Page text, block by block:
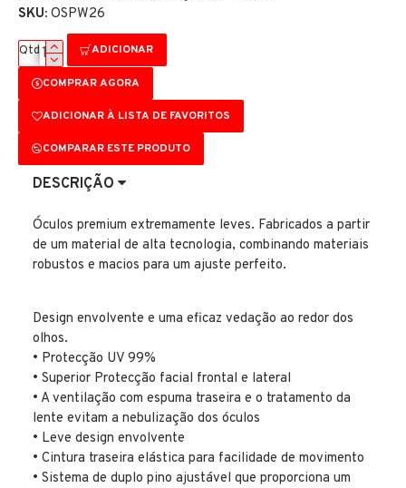
SKU: OSPW26
Qtd ADICIONAR
COMPRAR AGORA
ADICIONAR À LISTA DE FAVORITOS
COMPARAR ESTE PRODUTO
DESCRIÇÃO
Óculos premium extremamente leves. Fabricados a partir
de um material de alta tecnologia, combinando materiais
robustos e macios para um ajuste perfeito.
Design envolvente e uma eficaz vedação ao redor dos
olhos.
• Protecção UV 99%
• Superior Protecção facial frontal e lateral
• A ventilação com espuma traseira e o tratamento da
lente evitam a nebulização dos óculos
• Leve design envolvente
• Cintura traseira elástica para facilidade de movimento
• Sistema de duplo pino ajustável que proporciona um